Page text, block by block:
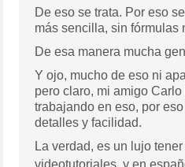
De eso se trata. Por eso
más sencilla, sin fórmulas
De esa manera mucha
Y ojo, mucho de eso ni
pero claro, mi amigo
trabajando en eso, por
detalles y facilidad.
La verdad, es un lujo
videotutoriales, y en